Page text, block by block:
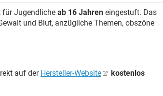
für Jugendliche ab 16 Jahren eingestuft. Das
und Blut, anzügliche Themen, obszöne
auf der Hersteller-Website
kostenlos